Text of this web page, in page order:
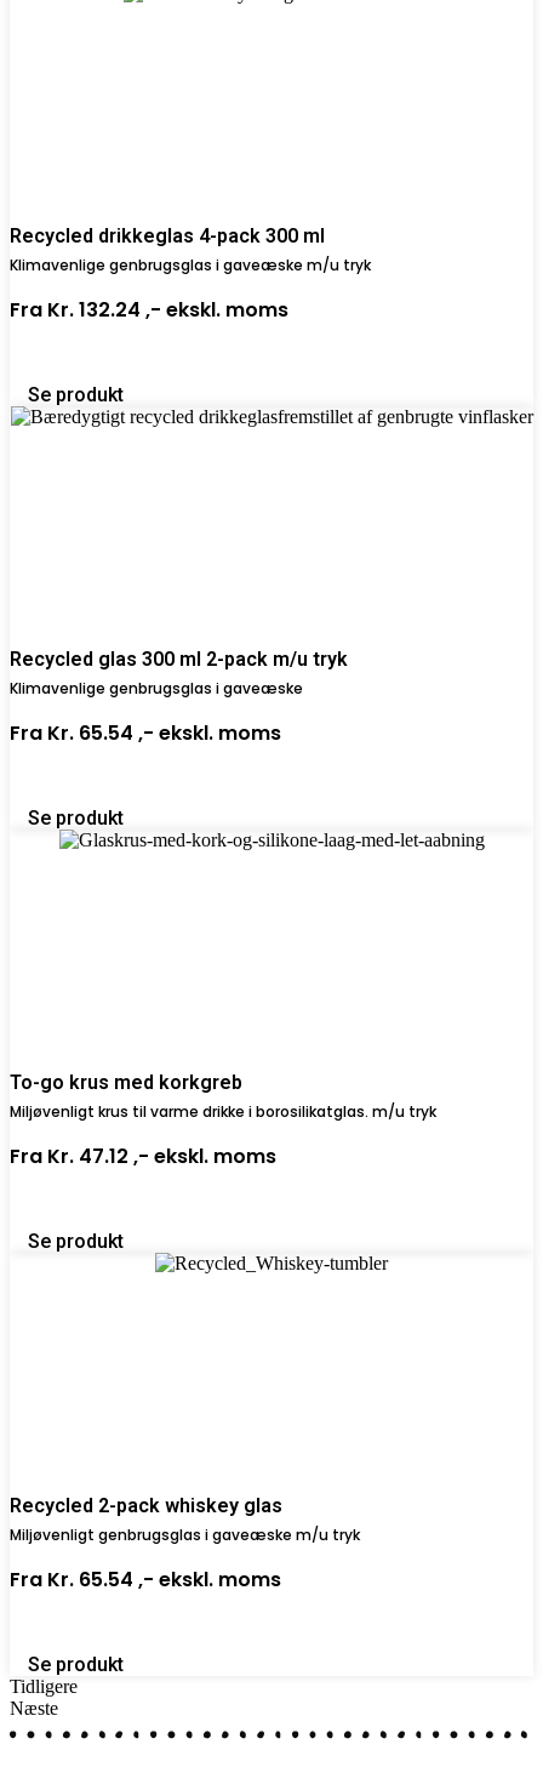
Recycled drikkeglas 4-pack 300 ml
Klimavenlige genbrugsglas i gaveæske m/u tryk
Fra Kr. 132.24 ,- ekskl. moms
Se produkt
Recycled glas 300 ml 2-pack m/u tryk
Klimavenlige genbrugsglas i gaveæske
Fra Kr. 65.54 ,- ekskl. moms
Se produkt
To-go krus med korkgreb
Miljøvenligt krus til varme drikke i borosilikatglas. m/u tryk
Fra Kr. 47.12 ,- ekskl. moms
Se produkt
Recycled 2-pack whiskey glas
Miljøvenligt genbrugsglas i gaveæske m/u tryk
Fra Kr. 65.54 ,- ekskl. moms
Se produkt
Tidligere
Næste